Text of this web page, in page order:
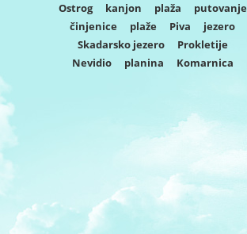
Ostrog
kanjon plaža
putovanje
činjenice
plaže Piva
jezero
Skadarsko jezero
Prokletije
Nevidio
planina Komarnica